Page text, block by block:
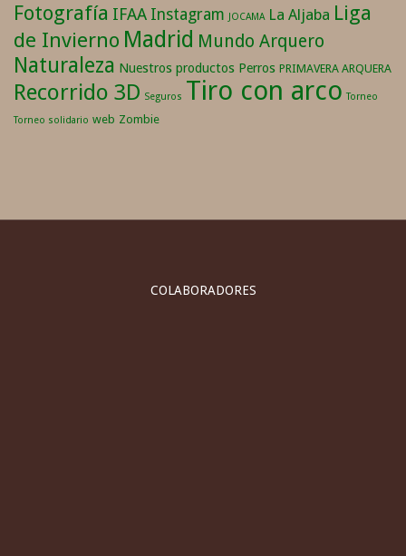
Fotografía IFAA Instagram JOCAMA La Aljaba Liga
de Invierno Madrid Mundo Arquero
Naturaleza Nuestros productos Perros PRIMAVERA ARQUERA
Recorrido 3D Seguros Tiro con arco Torneo
Torneo solidario web Zombie
COLABORADORES